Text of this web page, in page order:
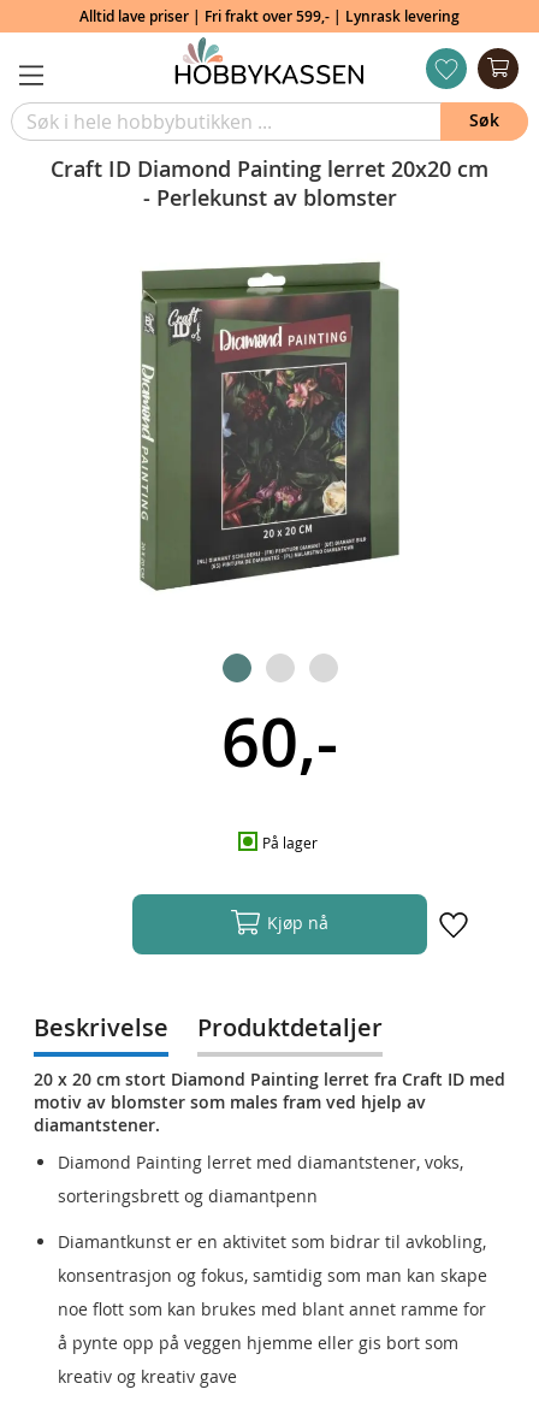
Alltid lave priser | Fri frakt over 599,- | Lynrask levering
Craft ID Diamond Painting lerret 20x20 cm
- Perlekunst av blomster
60,-
På lager
Kjøp nå
Beskrivelse
20 x 20 cm stort Diamond Painting lerret fra Craft ID med
motiv av blomster som males fram ved hjelp av
diamantstener.
Diamond Painting lerret med diamantstener, voks,
sorteringsbrett og diamantpenn
Diamantkunst er en aktivitet som bidrar til avkobling,
konsentrasjon og fokus, samtidig som man kan skape
noe flott som kan brukes med blant annet ramme for
å pynte opp på veggen hjemme eller gis bort som
kreativ og kreativ gave
Produktdetaljer
Søk
ønskeliste